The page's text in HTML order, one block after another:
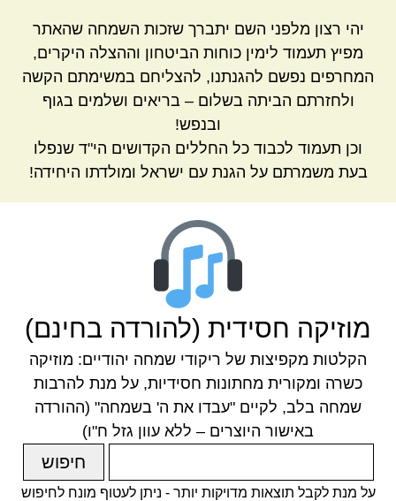
יהי רצון מלפני השם יתברך שזכות השמחה שהאתר
מפיץ תעמוד לימין כוחות הביטחון וההצלה היקרים,
המחרפים נפשם להגנתנו, להצליחם במשימתם הקשה
ולחזרתם הביתה בשלום – בריאים ושלמים בגוף
ובנפש!
וכן תעמוד לכבוד כל החללים הקדושים הי"ד שנפלו
בעת משמרתם על הגנת עם ישראל ומולדתו היחידה!
מוזיקה חסידית (להורדה בחינם)
הקלטות מקפיצות של ריקודי שמחה יהודיים: מוזיקה
כשרה ומקורית מחתונות חסידיות, על מנת להרבות
שמחה בלב, לקיים "עבדו את ה' בשמחה" (ההורדה
באישור היוצרים – ללא עוון גזל ח"ו)
על מנת לקבל תוצאות מדויקות יותר - ניתן לעטוף מונח לחיפוש